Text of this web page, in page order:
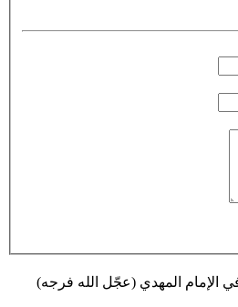
(عجّل الله فرجه)